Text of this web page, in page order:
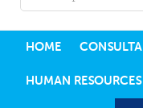
HOME
HUMAN RESOURCES